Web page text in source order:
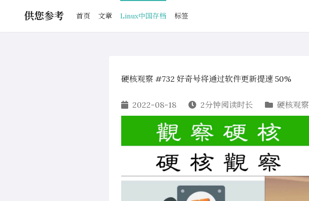
供您参考 首页 文章 Linux中国存档 标签
硬核观察 #732 好奇号将通过软件更新提速 50%
2022-08-18 2分钟阅读时长 硬核观察